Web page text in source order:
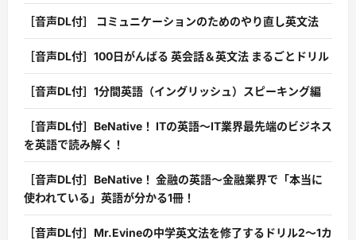
［音声DL付］ コミュニケーションのためのやり直し英文法
［音声DL付］100日がんばる 英会話＆英文法 まるごとドリル
［音声DL付］1分間英語（イングリッシュ）スピーキング編
［音声DL付］BeNative！ ITの英語〜IT業界最先端のビジネス
を英語で読み解く！
［音声DL付］BeNative！ 金融の英語〜金融業界で「本当に
使われている」英語が分かる1冊！
［音声DL付］Mr.Evineの中学英文法を修了するドリル2〜1カ